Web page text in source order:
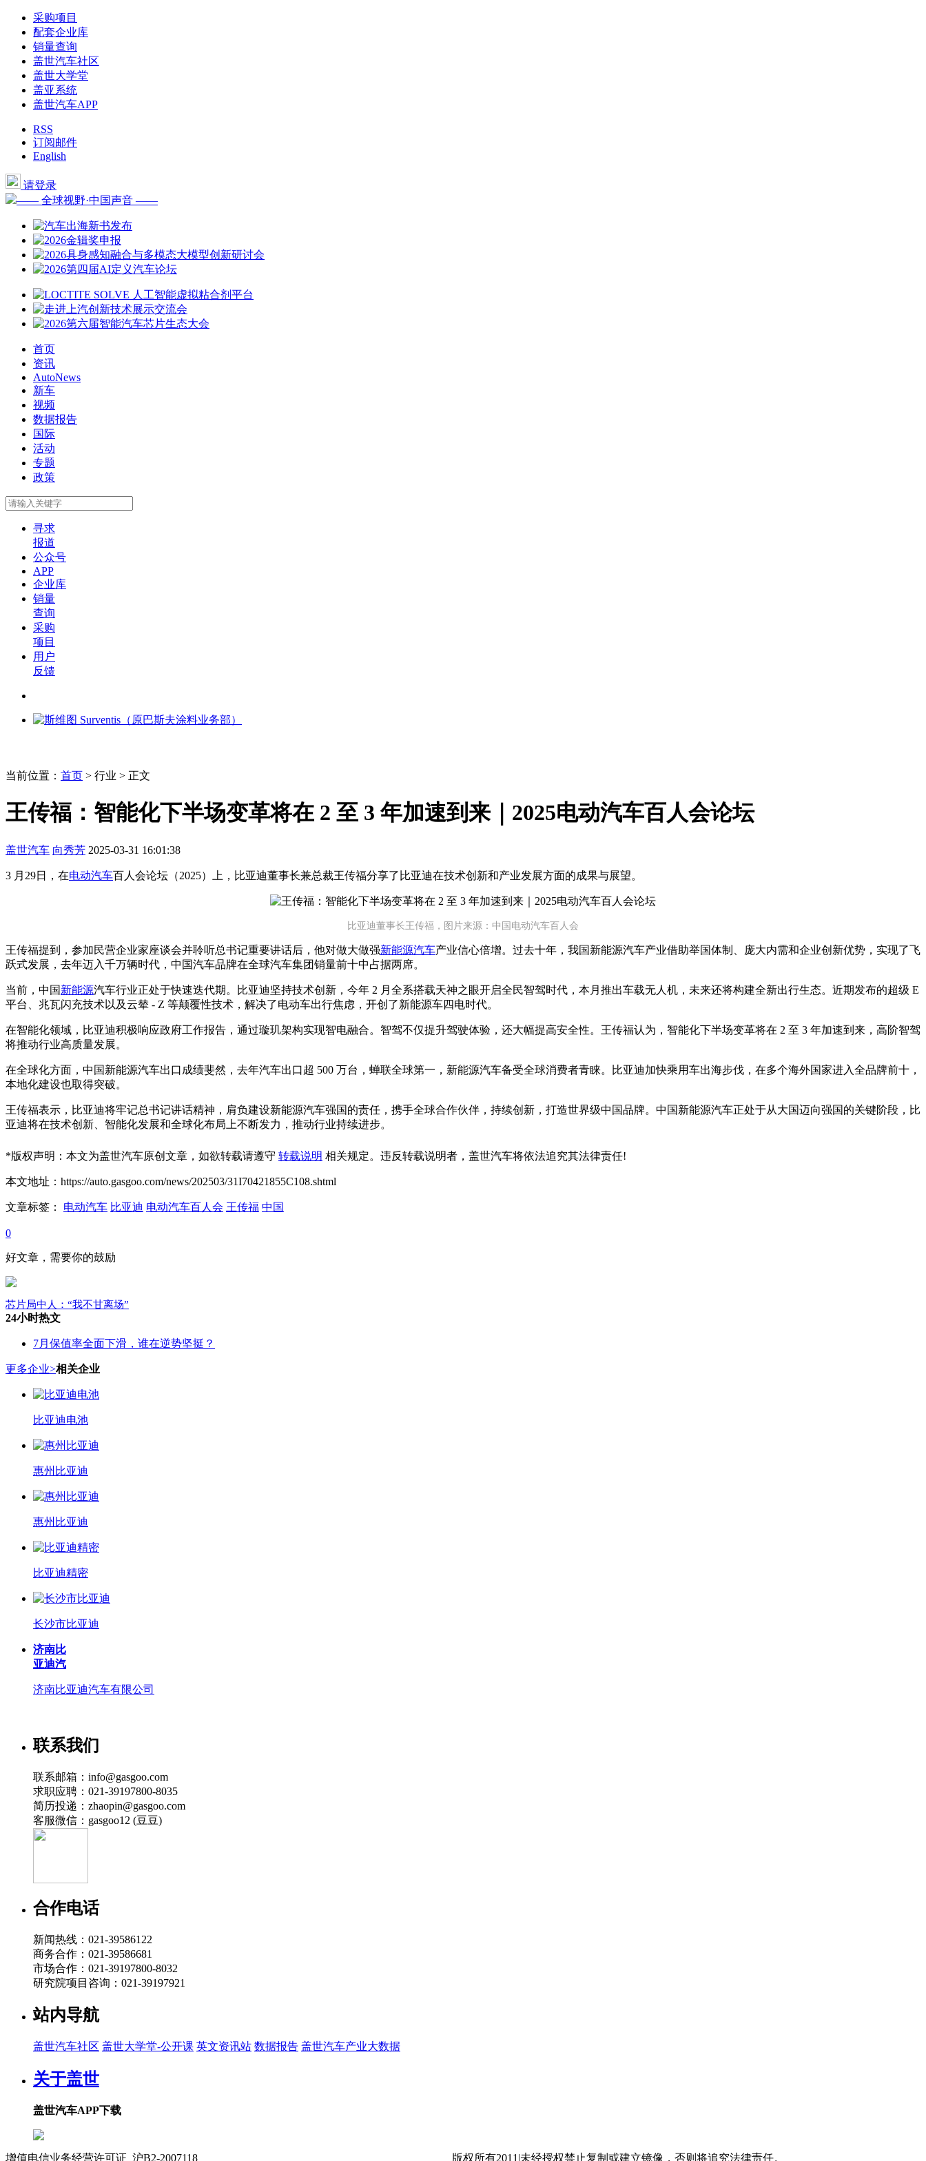
采购项目
配套企业库
销量查询
盖世汽车社区
盖世大学堂
盖亚系统
盖世汽车APP
RSS
订阅邮件
English
请登录
—— 全球视野·中国声音 ——
首页
资讯
AutoNews
新车
视频
数据报告
国际
活动
专题
政策
寻求
报道
公众号
APP
企业库
销量
查询
采购
项目
用户
反馈
当前位置： 首页 > 行业 > 正文
王传福：智能化下半场变革将在 2 至 3 年加速到来｜2025电动汽车百人会论坛
盖世汽车 向秀芳 2025-03-31 16:01:38
3 月29日，在电动汽车百人会论坛（2025）上，比亚迪董事长兼总裁王传福分享了比亚迪在技术创新和产业发展方面的成果与展望。
比亚迪董事长王传福，图片来源：中国电动汽车百人会
王传福提到，参加民营企业家座谈会并聆听总书记重要讲话后，他对做大做强新能源汽车产业信心倍增。过去十年，我国新能源汽车产业借助举国体制、庞大内需和企业创新优势，实现了飞
跃式发展，去年迈入千万辆时代，中国汽车品牌在全球汽车集团销量前十中占据两席。
当前，中国新能源汽车行业正处于快速迭代期。比亚迪坚持技术创新，今年 2 月全系搭载天神之眼开启全民智驾时代，本月推出车载无人机，未来还将构建全新出行生态。近期发布的超级 E
平台、兆瓦闪充技术以及云辇 - Z 等颠覆性技术，解决了电动车出行焦虑，开创了新能源车四电时代。
在智能化领域，比亚迪积极响应政府工作报告，通过璇玑架构实现智电融合。智驾不仅提升驾驶体验，还大幅提高安全性。王传福认为，智能化下半场变革将在 2 至 3 年加速到来，高阶智驾
将推动行业高质量发展。
在全球化方面，中国新能源汽车出口成绩斐然，去年汽车出口超 500 万台，蝉联全球第一，新能源汽车备受全球消费者青睐。比亚迪加快乘用车出海步伐，在多个海外国家进入全品牌前十，
本地化建设也取得突破。
王传福表示，比亚迪将牢记总书记讲话精神，肩负建设新能源汽车强国的责任，携手全球合作伙伴，持续创新，打造世界级中国品牌。中国新能源汽车正处于从大国迈向强国的关键阶段，比
亚迪将在技术创新、智能化发展和全球化布局上不断发力，推动行业持续进步。
*版权声明：本文为盖世汽车原创文章，如欲转载请遵守 转载说明 相关规定。违反转载说明者，盖世汽车将依法追究其法律责任!
本文地址：https://auto.gasgoo.com/news/202503/31I70421855C108.shtml
文章标签： 电动汽车 比亚迪 电动汽车百人会 王传福 中国
0
好文章，需要你的鼓励
芯片局中人：“我不甘离场”
24小时热文
7月保值率全面下滑，谁在逆势坚挺？
更多企业>相关企业
比亚迪电池
惠州比亚迪
惠州比亚迪
比亚迪精密
长沙市比亚迪
济南比
亚迪汽
济南比亚迪汽车有限公司
联系我们
联系邮箱：info@gasgoo.com
求职应聘：021-39197800-8035
简历投递：zhaopin@gasgoo.com
客服微信：gasgoo12 (豆豆)
合作电话
新闻热线：021-39586122
商务合作：021-39586681
市场合作：021-39197800-8032
研究院项目咨询：021-39197921
站内导航
盖世汽车社区 盖世大学堂-公开课 英文资讯站 数据报告 盖世汽车产业大数据
关于盖世
盖世汽车APP下载
增值电信业务经营许可证 沪B2-2007118 版权所有2011|未经授权禁止复制或建立镜像，否则将追究法律责任。